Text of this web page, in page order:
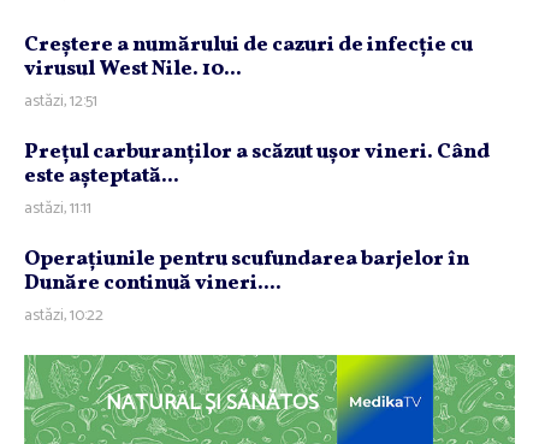
Creştere a numărului de cazuri de infecţie cu
virusul West Nile. 10...
astăzi, 12:51
Preţul carburanţilor a scăzut uşor vineri. Când
este aşteptată...
astăzi, 11:11
Operaţiunile pentru scufundarea barjelor în
Dunăre continuă vineri....
astăzi, 10:22
NATURAL ȘI SĂNĂTOS